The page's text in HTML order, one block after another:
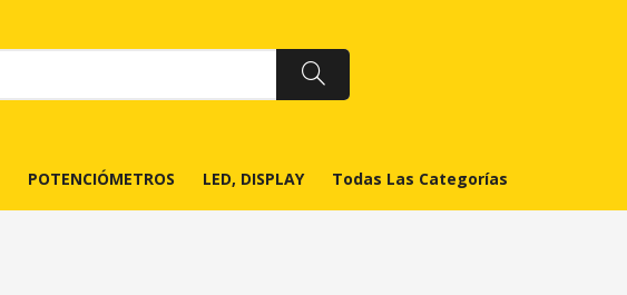
POTENCIÓMETROS LED, DISPLAY Todas Las Categorías